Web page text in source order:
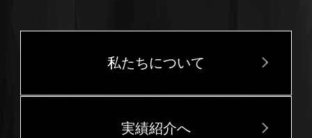
私たちについて
実績紹介へ